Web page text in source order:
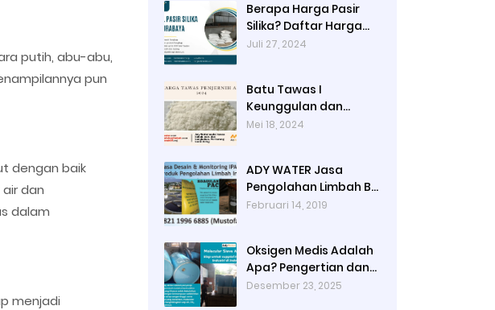
putih, abu-abu,
pun
dengan baik
dan
dalam
menjadi
Berapa Harga Pasir
Silika? Daftar Harga
Terbaru 2024 di Ady
Juli 27, 2024
Batu Tawas I
Keunggulan dan
Alamat Pembelian di
Mei 18, 2024
ADY WATER Jasa
Pengolahan Limbah B3
Pengolahan Limbah
Surabaya Tangerang
Selatan
Februari 14, 2019
Oksigen Medis Adalah
Apa? Pengertian dan
Peruntukannya
Desember 23, 2025